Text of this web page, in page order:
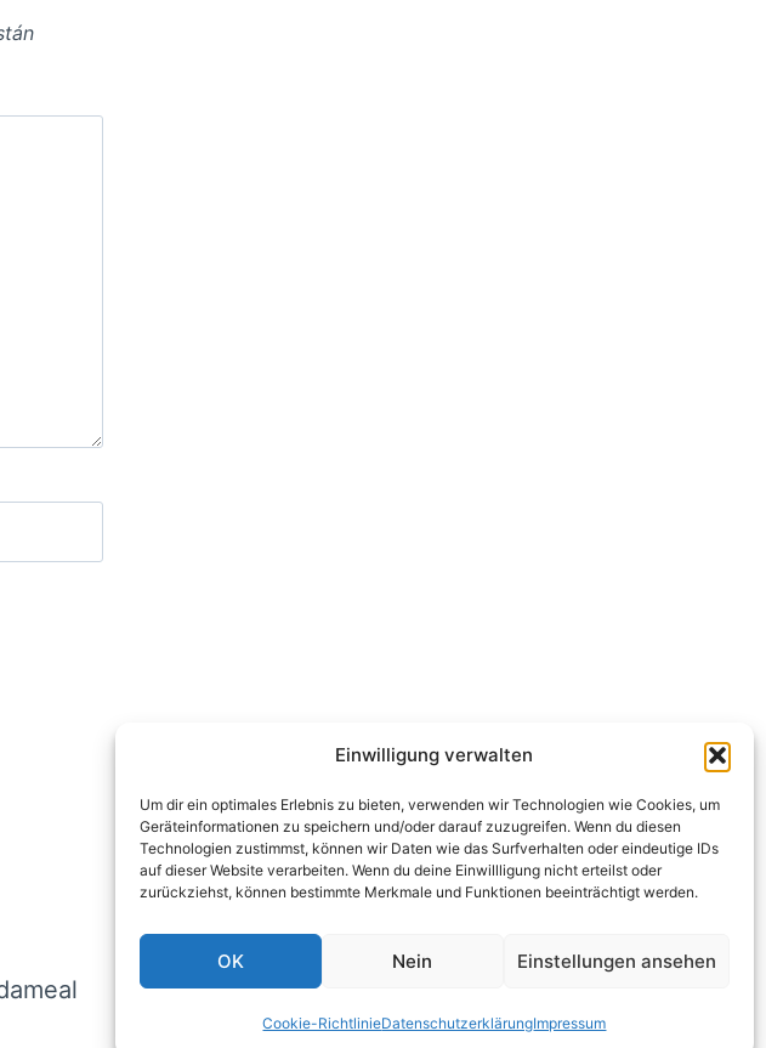
Einwilligung verwalten
Um dir ein optimales Erlebnis zu bieten, verwenden wir Technologien wie Cookies, um
Geräteinformationen zu speichern und/oder darauf zuzugreifen. Wenn du diesen
Technologien zustimmst, können wir Daten wie das Surfverhalten oder eindeutige IDs
auf dieser Website verarbeiten. Wenn du deine Einwillligung nicht erteilst oder
zurückziehst, können bestimmte Merkmale und Funktionen beeinträchtigt werden.
OK Nein Einstellungen ansehen
Cookie-RichtlinieDatenschutzerklärungImpressum